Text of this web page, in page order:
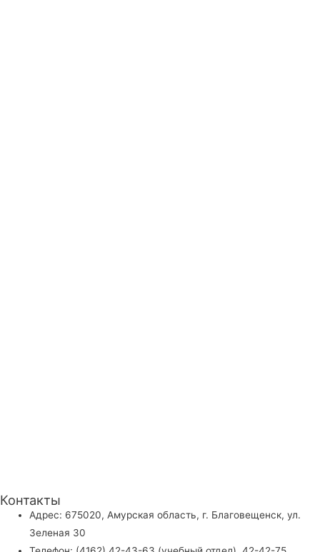
Контакты
Адрес: 675020, Амурская область, г. Благовещенск, ул.
Зеленая 30